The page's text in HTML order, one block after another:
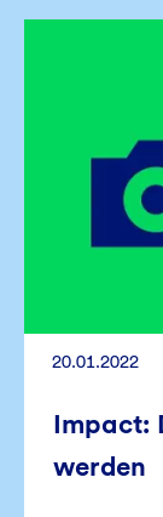
20.01.2022
Impact:
werden